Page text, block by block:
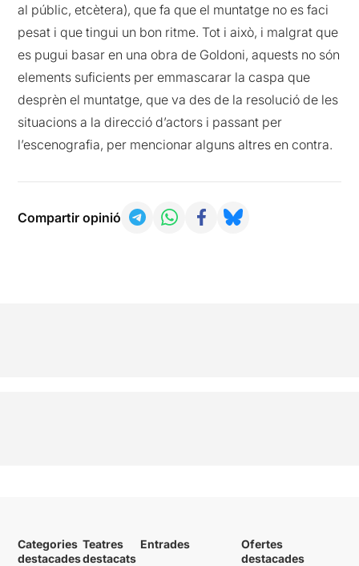
al públic, etcètera), que fa que el muntatge no es faci
pesat i que tingui un bon ritme. Tot i això, i malgrat que
es pugui basar en una obra de Goldoni, aquests no són
elements suficients per emmascarar la caspa que
desprèn el muntatge, que va des de la resolució de les
situacions a la direcció d’actors i passant per
l’escenografia, per mencionar alguns altres en contra.
Compartir opinió
Categories
destacades
Teatres
destacats
Entrades
Ofertes
destacades